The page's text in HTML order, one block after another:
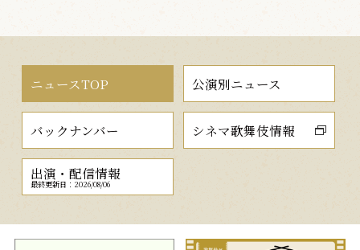
ニュースTOP 公演別ニュース
バックナンバー シネマ歌舞伎情報
出演・配信情報
最終更新日：2026/08/06